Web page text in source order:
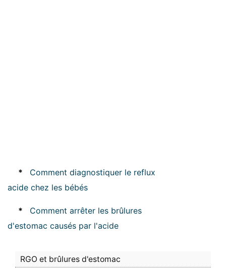
*
Comment diagnostiquer le reflux
acide chez les bébés
*
Comment arrêter les brûlures
d'estomac causés par l'acide
RGO et brûlures d'estomac